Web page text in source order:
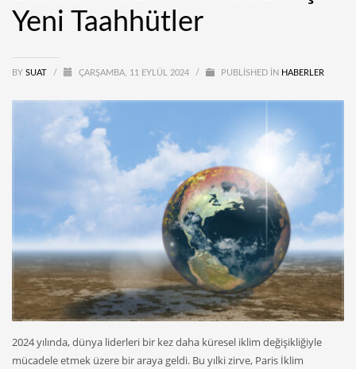
Yeni Taahhütler
BY SUAT / ÇARŞAMBA, 11 EYLÜL 2024 / PUBLISHED IN HABERLER
2024 yılında, dünya liderleri bir kez daha küresel iklim değişikliğiyle
mücadele etmek üzere bir araya geldi. Bu yılki zirve, Paris İklim